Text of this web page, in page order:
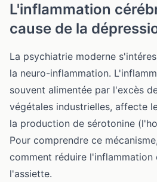
L'inflammation
cause de la
La psychiatrie moderne
la neuro-inflammation.
souvent alimentée par l'excès
végétales industrielles, affecte
la production de sérotonine
Pour comprendre ce
comment réduire l'inflammation
l'assiette.